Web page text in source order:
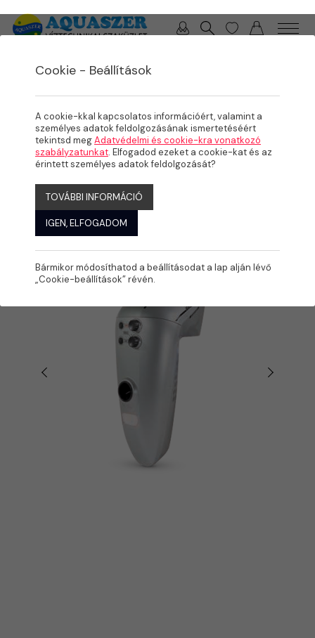
Cookie - Beállítások
A cookie-kkal kapcsolatos információért, valamint a
személyes adatok feldolgozásának ismertetéséért
tekintsd megAdatvédelmi és cookie-kra vonatkozó
szabályzatunkat. Elfogadod ezeket a cookie-kat és az
érintett személyes adatok feldolgozását?
TOVÁBBI INFORMÁCIÓ
IGEN, ELFOGADOM
Bármikor módosíthatod a beállításodat a lap alján lévő
„Cookie-beállítások” révén.